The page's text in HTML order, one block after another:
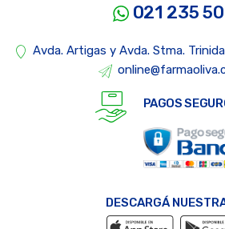
021 235
Avda. Artigas y Avda. Stma.
PAGOS
DESCARGÁ